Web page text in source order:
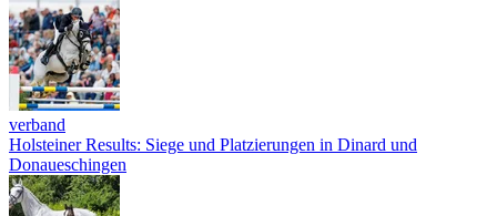
verband
Holsteiner Results: Siege und Platzierungen in Dinard und
Donaueschingen